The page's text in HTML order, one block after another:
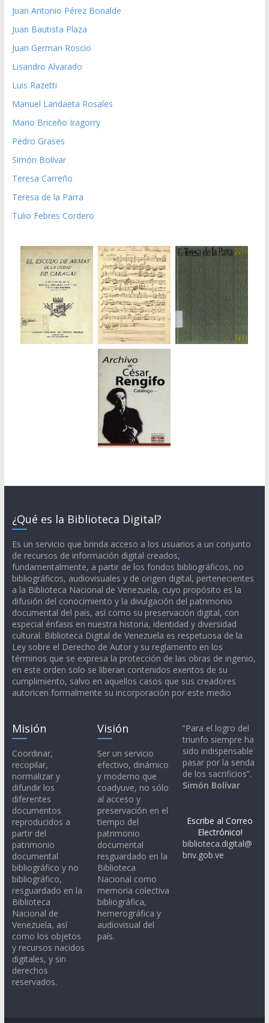
Juan Antonio Pérez Bonalde
Juan Bautista Plaza
Juan German Roscio
Lisandro Alvarado
Luis Razetti
Manuel Landaeta Rosales
Mario Briceño Iragorry
Pedro Grases
Simón Bolívar
Teresa Carreño
Teresa de la Parra
Tulio Febres Cordero
¿Qué es la Biblioteca Digital?
Es un servicio que brinda acceso a los usuarios a un conjunto
de recursos de información digital creados,
fundamentalmente, a partir de los fondos bibliográficos, no
bibliográficos, audiovisuales y de origen digital, pertenecientes
a la Biblioteca Nacional de Venezuela, cuyo propósito es la
difusión del conocimiento y la divulgación del patrimonio
documental del país, así como su preservación digital, con
especial énfasis en nuestra historia, identidad y diversidad
cultural. Biblioteca Digital de Venezuela es respetuosa de la
Ley sobre el Derecho de Autor y su reglamento en los
términos que se expresa la protección de las obras de ingenio,
en este orden solo se liberan contenidos exentos de su
cumplimiento, salvo en aquellos casos que sus creadores
autoricen formalmente su incorporación por este medio
Misión
Coordinar,
recopilar,
normalizar y
difundir los
diferentes
documentos
reproducidos a
partir del
patrimonio
documental
bibliográfico y no
bibliográfico,
resguardado en la
Biblioteca
Nacional de
Venezuela, así
como los objetos
y recursos nacidos
digitales, y sin
derechos
reservados.
Visión
Ser un servicio
efectivo, dinámico
y moderno que
coadyuve, no sólo
al acceso y
preservación en el
tiempo del
patrimonio
documental
resguardado en la
Biblioteca
Nacional como
memoria colectiva
bibliográfica,
hemerográfica y
audiovisual del
país.
“Para el logro del
triunfo siempre ha
sido indispensable
pasar por la senda
de los sacrificios”.
Simón Bolívar
Escribe al Correo
Electrónico!
biblioteca.digital@
bnv.gob.ve